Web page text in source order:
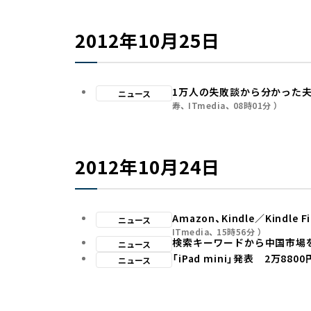
2012年10月25日
ニュース 1万人の失敗談から分かった
寿 ITmedia 08時01分
2012年10月24日
ニュース Amazon、Kindle／Kindle
ITmedia
15時56分
ニュース
検索キーワードから中国市場
ニュース 「iPad mini」発表 2万8800